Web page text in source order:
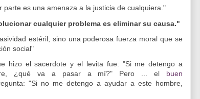
parte es una amenaza a la justicia de cualquiera."
cualquier problema es eliminar su causa."
estéril, sino una poderosa fuerza moral que se
social"
hizo el sacerdote y el levita fue: "Si me detengo a
¿qué va a pasar a mí?" Pero ... el buen
"Si no me detengo a ayudar a este hombre,